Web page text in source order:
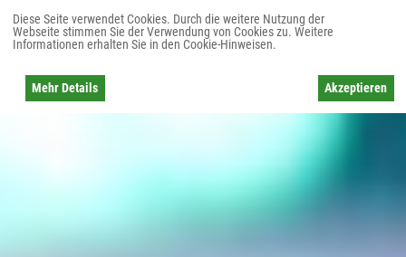
Diese Seite verwendet Cookies. Durch die weitere Nutzung der
Webseite stimmen Sie der Verwendung von Cookies zu. Weitere
Informationen erhalten Sie in den Cookie-Hinweisen.
Mehr Details Akzeptieren